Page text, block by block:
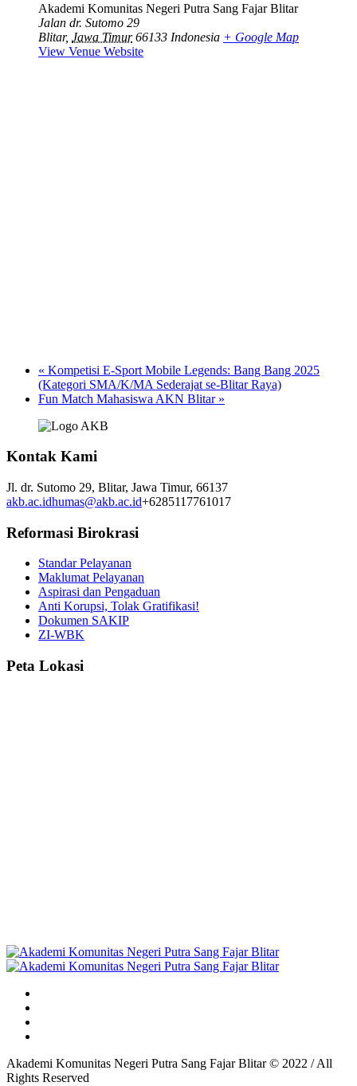
Akademi Komunitas Negeri Putra Sang Fajar Blitar
Jalan dr. Sutomo 29
Blitar, Jawa Timur 66133 Indonesia + Google Map
View Venue Website
« Kompetisi E-Sport Mobile Legends: Bang Bang 2025
(Kategori SMA/K/MA Sederajat se-Blitar Raya)
Fun Match Mahasiswa AKN Blitar »
Kontak Kami
Jl. dr. Sutomo 29, Blitar, Jawa Timur, 66137
akb.ac.idhumas@akb.ac.id+6285117761017
Reformasi Birokrasi
Standar Pelayanan
Maklumat Pelayanan
Aspirasi dan Pengaduan
Anti Korupsi, Tolak Gratifikasi!
Dokumen SAKIP
ZI-WBK
Peta Lokasi
Akademi Komunitas Negeri Putra Sang Fajar Blitar © 2022 / All
Rights Reserved